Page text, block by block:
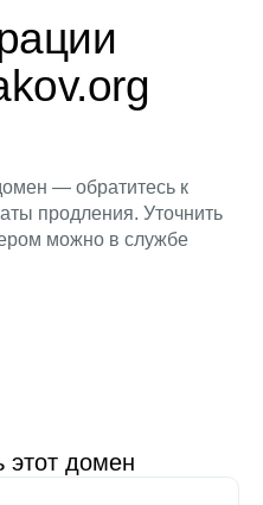
— обратитесь к
продления. Уточнить
можно в службе
этот домен